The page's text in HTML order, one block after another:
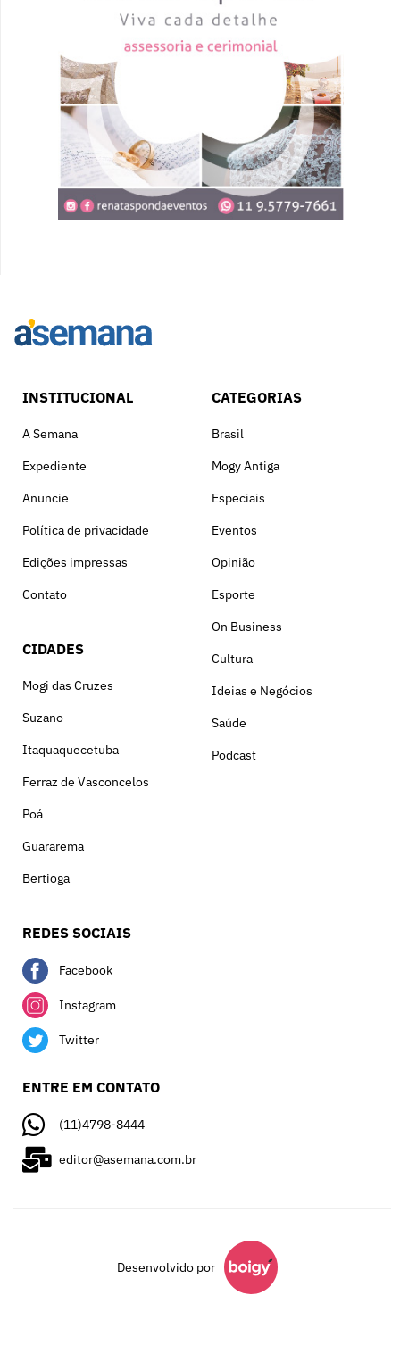
INSTITUCIONAL
A Semana
Expediente
Anuncie
Política de privacidade
Edições impressas
Contato
CIDADES
Mogi das Cruzes
Suzano
Itaquaquecetuba
Ferraz de Vasconcelos
Poá
Guararema
Bertioga
CATEGORIAS
Brasil
Mogy Antiga
Especiais
Eventos
Opinião
Esporte
On Business
Cultura
Ideias e Negócios
Saúde
Podcast
REDES SOCIAIS
Facebook
Instagram
Twitter
ENTRE EM CONTATO
(11)4798-8444
editor@asemana.com.br
Desenvolvido por